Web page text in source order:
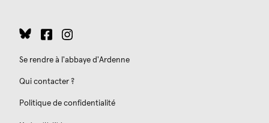
Se rendre à l'abbaye d'Ardenne
Qui contacter ?
Politique de confidentialité